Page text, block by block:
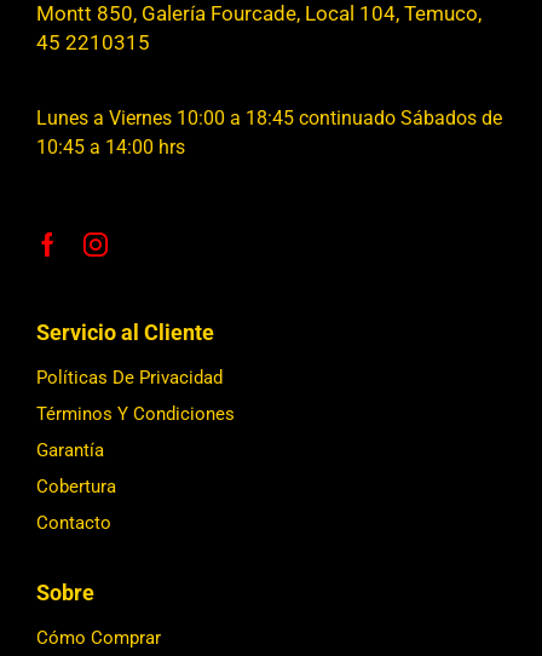
Montt 850, Galería Fourcade, Local 104, Temuco,
45 2210315
Lunes a Viernes 10:00 a 18:45 continuado Sábados de
10:45 a 14:00 hrs
Servicio al Cliente
Políticas De Privacidad
Términos Y Condiciones
Garantía
Cobertura
Contacto
Sobre
Cómo Comprar